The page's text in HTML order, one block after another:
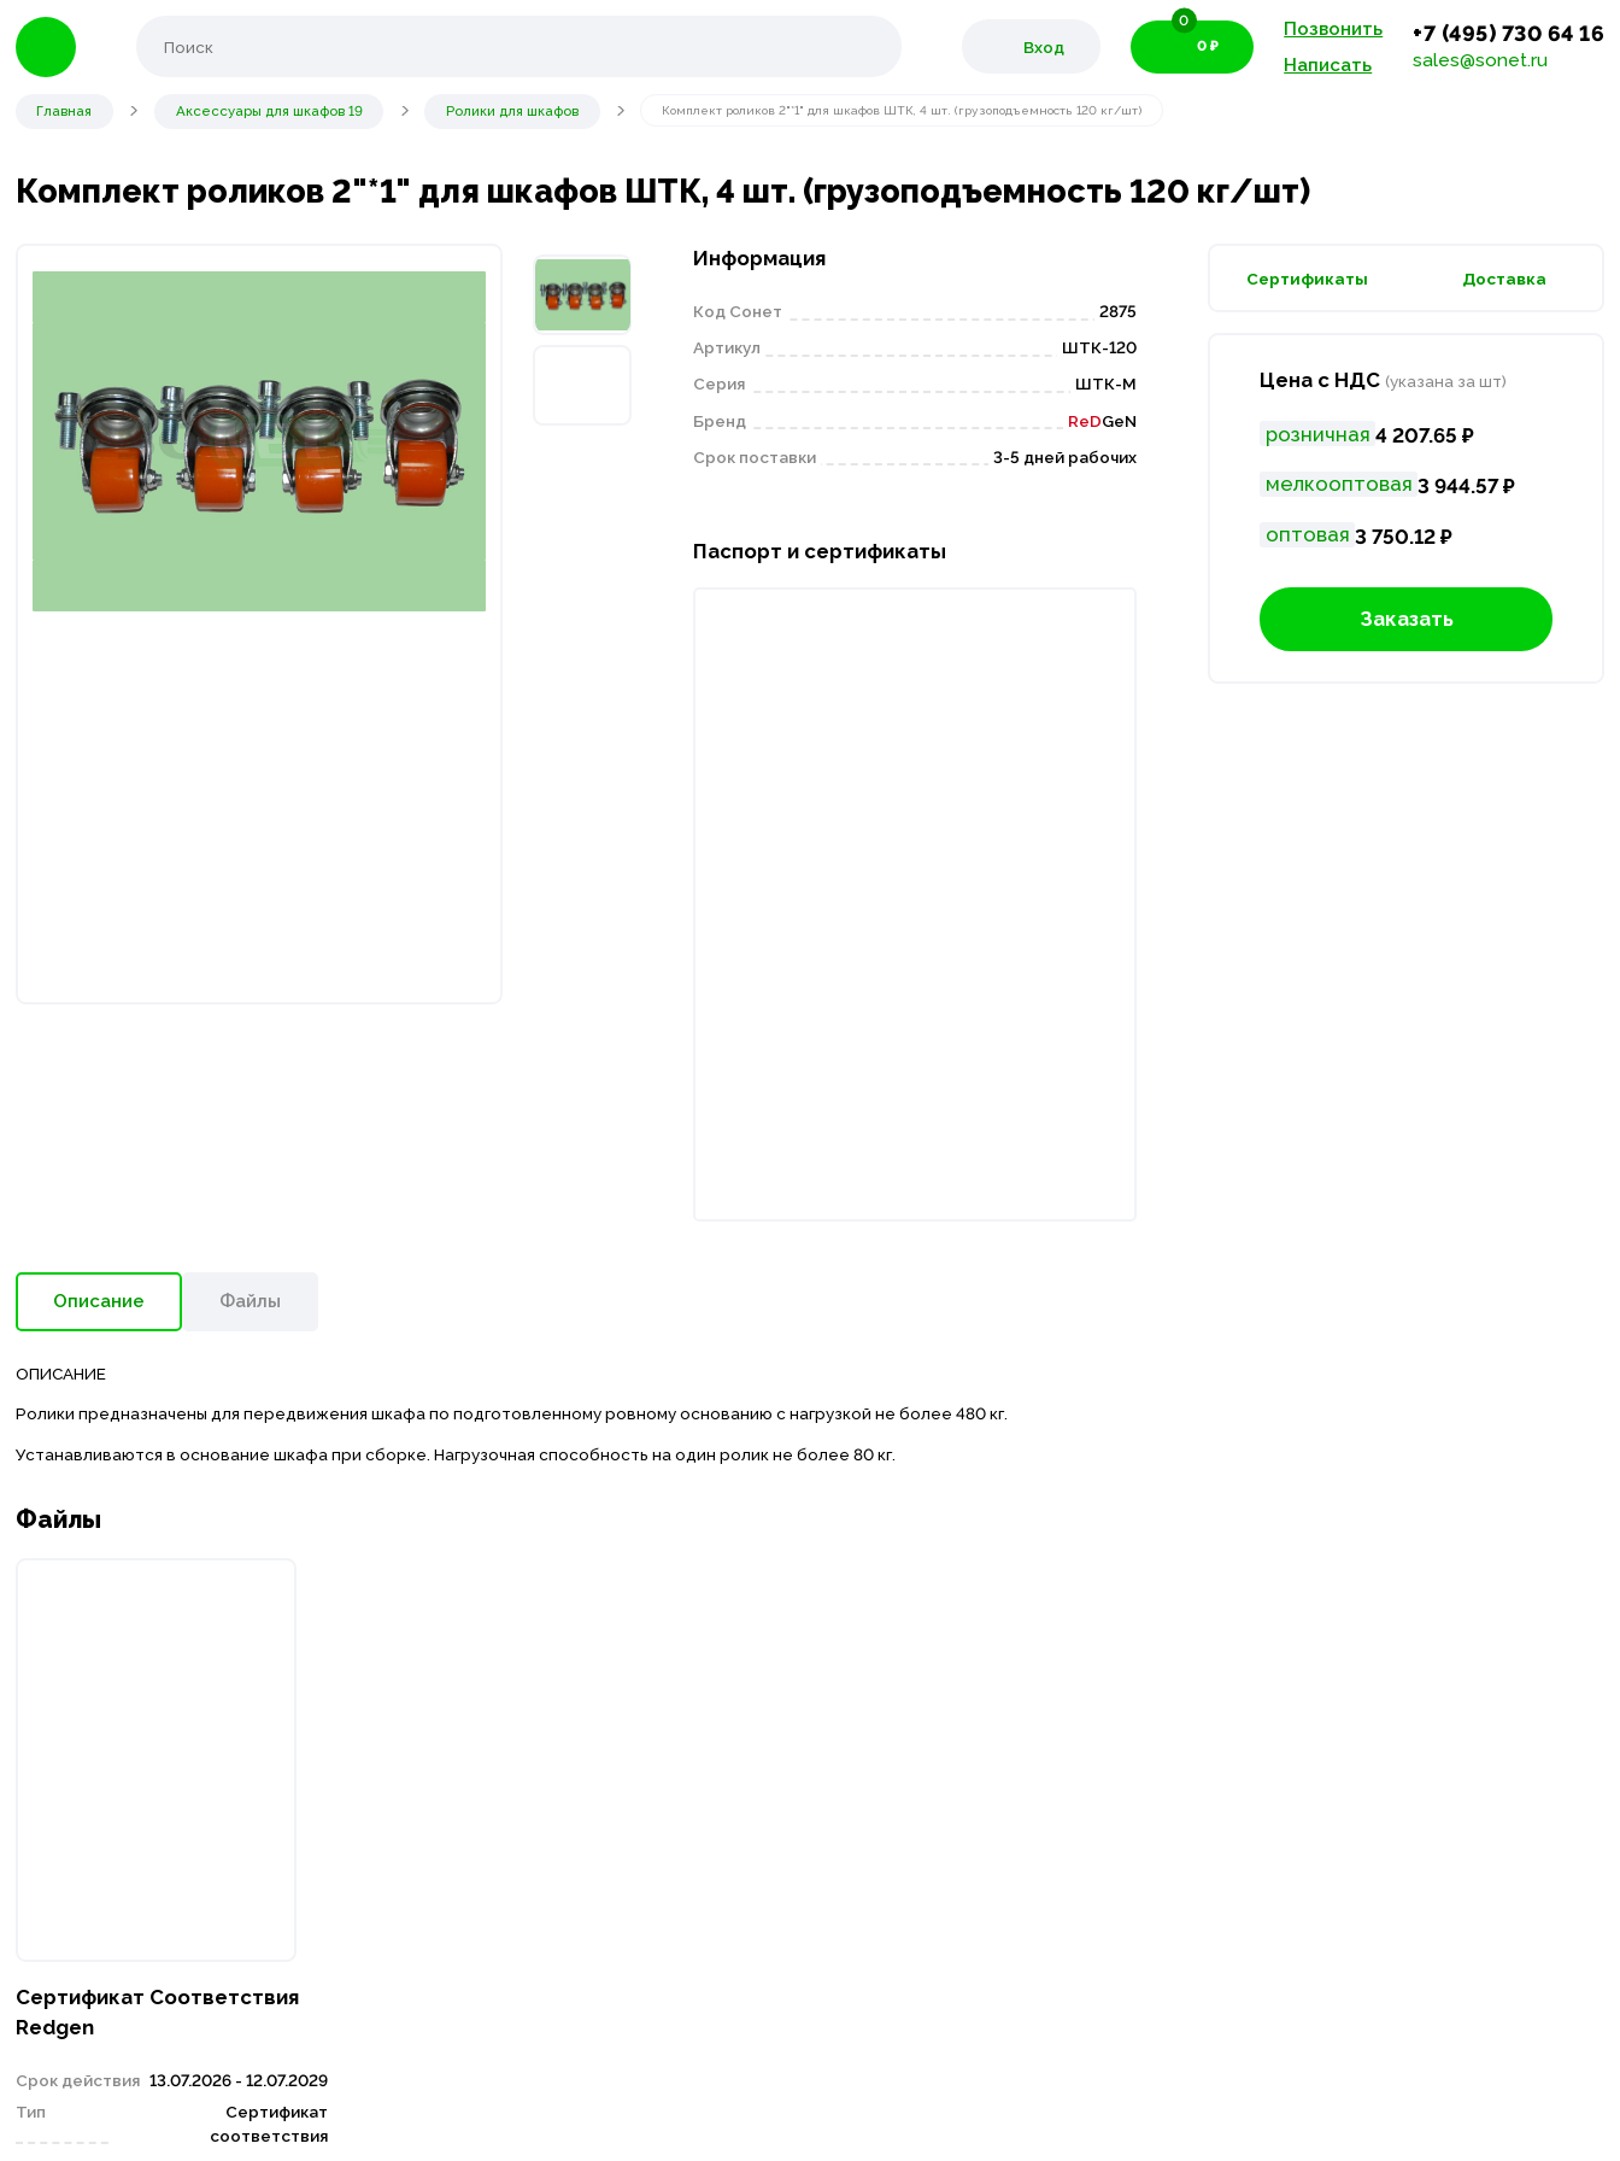
Вход 0 ₽
0
Позвонить
Написать
+7 (495) 730 64 16
sales@sonet.ru
Главная Аксессуары для шкафов 19 Ролики для шкафов Комплект роликов 2"*1" для шкафов ШТК, 4 шт. (грузоподъемность 120 кг/шт)
Комплект роликов 2"*1" для шкафов ШТК, 4 шт. (грузоподъемность 120 кг/шт)
Информация
Код Сонет
2875
Артикул
ШТК-120
Серия
ШТК-М
Бренд
ReDGeN
Срок поставки
3-5 дней рабочих
Паспорт и сертификаты
Описание Файлы
ОПИСАНИЕ
Ролики предназначены для передвижения шкафа по подготовленному ровному основанию с нагрузкой не более 480 кг.
Устанавливаются в основание шкафа при сборке. Нагрузочная способность на один ролик не более 80 кг.
Файлы
Сертификат Соответствия
Redgen
Срок действия 13.07.2026 - 12.07.2029
Тип
Сертификат
соответствия
Сертификаты Доставка
Цена с НДС (указана за шт)
розничная 4 207.65 ₽
мелкооптовая 3 944.57 ₽
оптовая 3 750.12 ₽
Заказать